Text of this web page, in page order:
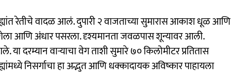
रेतीचे वादळ आलं. दुपारी २ वाजताच्या सुमारास आकाश धूळ आणि
आणि अंधार पसरला. दृश्यमानता जवळपास शून्यावर आली.
दरम्यान वाऱ्याचा वेग ताशी सुमारे ७० किलोमीटर प्रतितास
निसर्गाचा हा अद्भुत आणि धक्कादायक अविष्कार पाहायला